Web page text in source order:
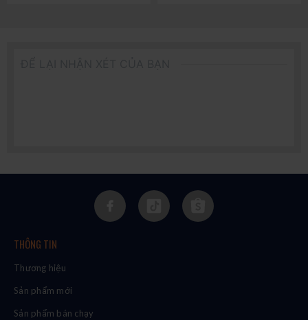
THÔNG TIN
Thương hiệu
Sản phẩm mới
Sản phẩm bán chạy